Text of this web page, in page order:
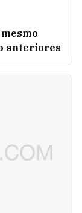
anteriores